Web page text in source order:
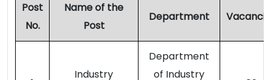
Post
No.
Name of the
Post
Department
Industry
Department
of Industry